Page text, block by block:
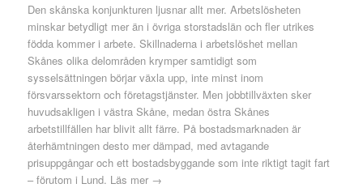
Den skånska konjunkturen ljusnar allt mer. Arbetslösheten
minskar betydligt mer än i övriga storstadslän och fler utrikes
födda kommer i arbete. Skillnaderna i arbetslöshet mellan
Skånes olika delområden krymper samtidigt som
sysselsättningen börjar växla upp, inte minst inom
försvarssektorn och företagstjänster. Men jobbtillväxten sker
huvudsakligen i västra Skåne, medan östra Skånes
arbetstillfällen har blivit allt färre. På bostadsmarknaden är
återhämtningen desto mer dämpad, med avtagande
prisuppgångar och ett bostadsbyggande som inte riktigt tagit fart
– förutom i Lund. Läs mer →